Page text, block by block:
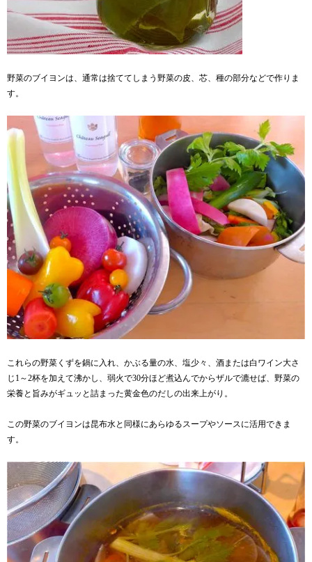
野菜のブイヨンは、通常は捨ててしまう野菜の皮、芯、種の部分などで作りま
す。
これらの野菜くずを鍋に入れ、かぶる量の水、塩少々、酒または白ワイン大さ
じ1～2杯を加えて沸かし、弱火で30分ほど煮込んでからザルで漉せば、野菜の
栄養と旨みがギュッと詰まった黄金色のだしの出来上がり。
この野菜のブイヨンは昆布水と同様にあらゆるスープやソースに活用できま
す。